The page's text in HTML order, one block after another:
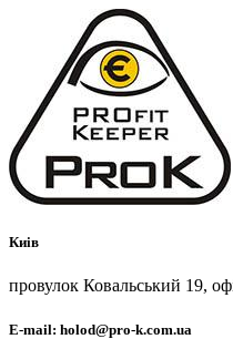
Киів
провулок Ковальський 19,
E-mail: holod@pro-k.com.ua